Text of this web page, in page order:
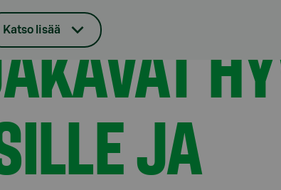
Katso lisää
JA